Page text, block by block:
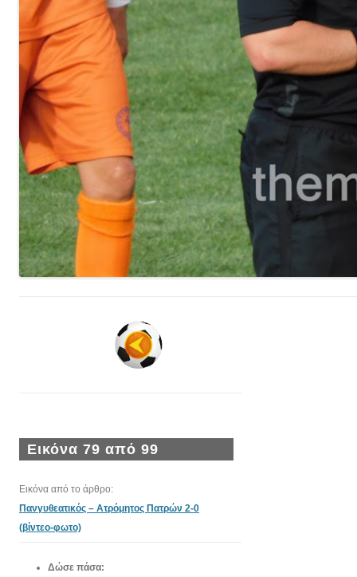
Εικόνα 79 από 99
Εικόνα από το άρθρο:
Πανγυθεατικός – Ατρόμητος Πατρών 2-0
(βίντεο-φωτο)
Δώσε πάσα: